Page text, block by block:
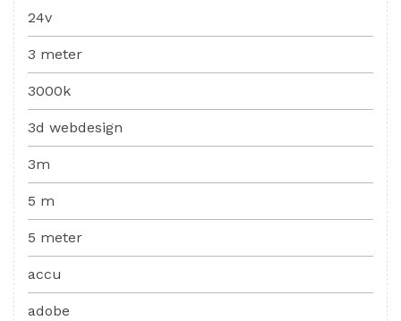
24v
3 meter
3000k
3d webdesign
3m
5 m
5 meter
accu
adobe